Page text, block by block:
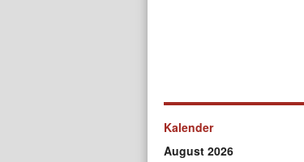
Kalender
August 2026